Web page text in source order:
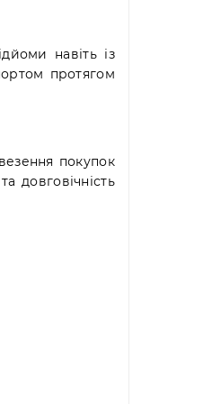
навіть із
протягом
покупок
довговічність